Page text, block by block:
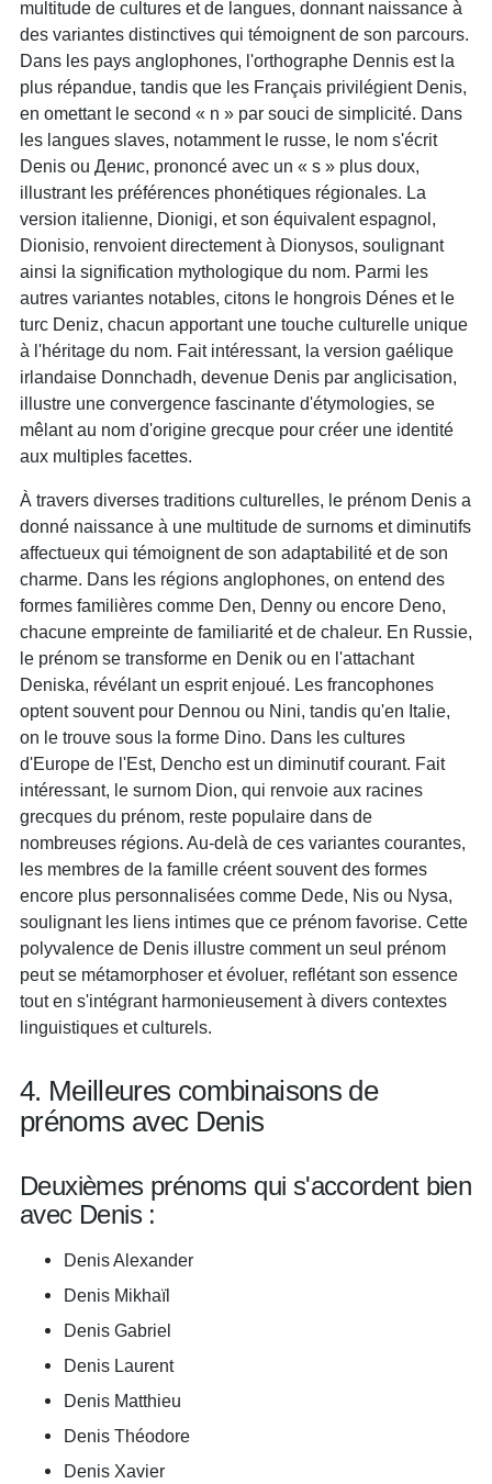
multitude de cultures et de langues, donnant naissance à
des variantes distinctives qui témoignent de son parcours.
Dans les pays anglophones, l'orthographe Dennis est la
plus répandue, tandis que les Français privilégient Denis,
en omettant le second « n » par souci de simplicité. Dans
les langues slaves, notamment le russe, le nom s'écrit
Denis ou Денис, prononcé avec un « s » plus doux,
illustrant les préférences phonétiques régionales. La
version italienne, Dionigi, et son équivalent espagnol,
Dionisio, renvoient directement à Dionysos, soulignant
ainsi la signification mythologique du nom. Parmi les
autres variantes notables, citons le hongrois Dénes et le
turc Deniz, chacun apportant une touche culturelle unique
à l'héritage du nom. Fait intéressant, la version gaélique
irlandaise Donnchadh, devenue Denis par anglicisation,
illustre une convergence fascinante d'étymologies, se
mêlant au nom d'origine grecque pour créer une identité
aux multiples facettes.
À travers diverses traditions culturelles, le prénom Denis a
donné naissance à une multitude de surnoms et diminutifs
affectueux qui témoignent de son adaptabilité et de son
charme. Dans les régions anglophones, on entend des
formes familières comme Den, Denny ou encore Deno,
chacune empreinte de familiarité et de chaleur. En Russie,
le prénom se transforme en Denik ou en l'attachant
Deniska, révélant un esprit enjoué. Les francophones
optent souvent pour Dennou ou Nini, tandis qu'en Italie,
on le trouve sous la forme Dino. Dans les cultures
d'Europe de l'Est, Dencho est un diminutif courant. Fait
intéressant, le surnom Dion, qui renvoie aux racines
grecques du prénom, reste populaire dans de
nombreuses régions. Au-delà de ces variantes courantes,
les membres de la famille créent souvent des formes
encore plus personnalisées comme Dede, Nis ou Nysa,
soulignant les liens intimes que ce prénom favorise. Cette
polyvalence de Denis illustre comment un seul prénom
peut se métamorphoser et évoluer, reflétant son essence
tout en s'intégrant harmonieusement à divers contextes
linguistiques et culturels.
4. Meilleures combinaisons de
prénoms avec Denis
Deuxièmes prénoms qui s'accordent bien
avec Denis :
Denis Alexander
Denis Mikhaïl
Denis Gabriel
Denis Laurent
Denis Matthieu
Denis Théodore
Denis Xavier